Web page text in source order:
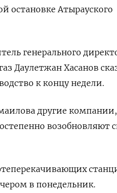
остановке Атырауского
генерального
Даулетжан Хасанов
к концу недели.
другие компании,
возобновляют
в понедельник.